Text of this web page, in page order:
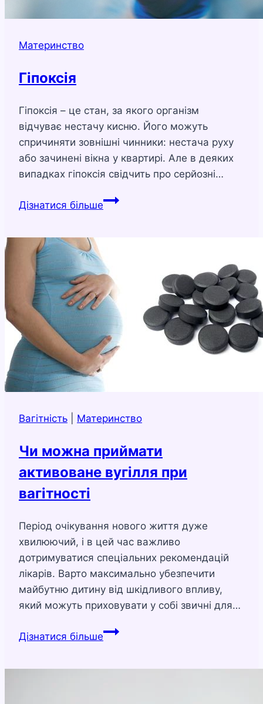
Материнство
Гіпоксія
Гіпоксія – це стан, за якого організм
відчуває нестачу кисню. Його можуть
спричиняти зовнішні чинники: нестача руху
або зачинені вікна у квартирі. Але в деяких
випадках гіпоксія свідчить про серйозні…
Дізнатися більшеГіпоксія
Вагітність Материнство
Чи можна приймати
активоване вугілля при
вагітності
Період очікування нового життя дуже
хвилюючий, і в цей час важливо
дотримуватися спеціальних рекомендацій
лікарів. Варто максимально убезпечити
майбутню дитину від шкідливого впливу,
який можуть приховувати у собі звичні для…
Дізнатися більшеЧи